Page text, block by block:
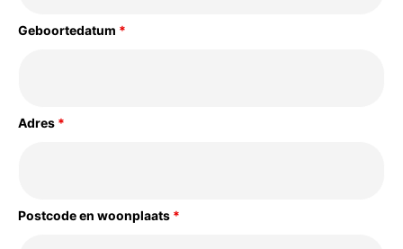
Geboortedatum *
Adres *
Postcode en woonplaats *